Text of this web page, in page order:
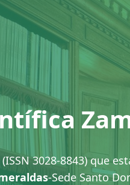
3028-8843) que
-Sede Santo